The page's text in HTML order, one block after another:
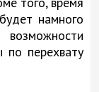
намного
по перехвату